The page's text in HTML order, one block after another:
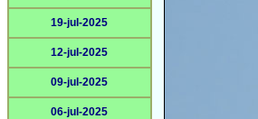
19-jul-2025
12-jul-2025
09-jul-2025
06-jul-2025